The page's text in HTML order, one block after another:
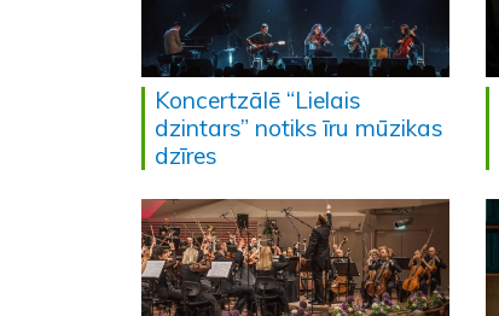
Koncertzālē “Lielais
dzintars” notiks īru mūzikas
dzīres